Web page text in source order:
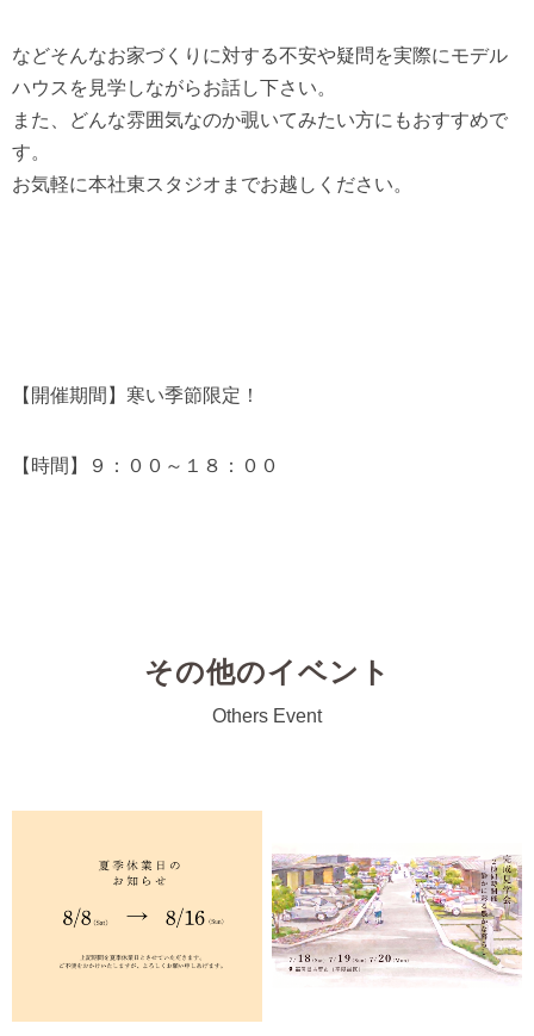
などそんなお家づくりに対する不安や疑問を実際にモデル
ハウスを見学しながらお話し下さい。
また、どんな雰囲気なのか覗いてみたい方にもおすすめで
す。
お気軽に本社東スタジオまでお越しください。
【開催期間】寒い季節限定！
【時間】９：００～１８：００
その他のイベント
Others Event